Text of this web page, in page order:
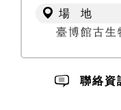
場 地
臺博館古生
聯絡資